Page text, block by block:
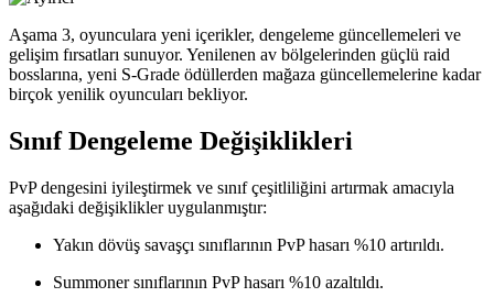
Aşama 3, oyunculara yeni içerikler, dengeleme güncellemeleri ve
gelişim fırsatları sunuyor. Yenilenen av bölgelerinden güçlü raid
bosslarına, yeni S-Grade ödüllerden mağaza güncellemelerine kadar
birçok yenilik oyuncuları bekliyor.
Sınıf Dengeleme Değişiklikleri
PvP dengesini iyileştirmek ve sınıf çeşitliliğini artırmak amacıyla
aşağıdaki değişiklikler uygulanmıştır:
Yakın dövüş savaşçı sınıflarının PvP hasarı %10 artırıldı.
Summoner sınıflarının PvP hasarı %10 azaltıldı.